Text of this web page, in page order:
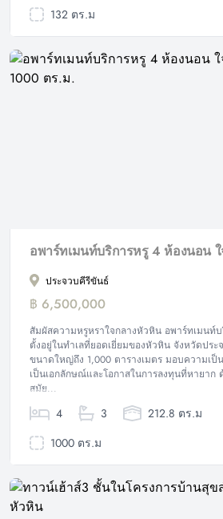
132 ตร.ม
ประจวบคีรีขันธ์
฿ 6,500,000
สัมผัสความหรูหราใจกลางหัวหิน อพาร์ทเมนท์
ตั้งอยู่ในทำเลที่ยอดเยี่ยมของหัวหิน จังหวัดปร
ขนาดใหญ่ถึง 1,000 ตารางเมตร มอบความเป็
เป็นเอกลักษณ์และโอกาสในการลงทุนที่หายา
สมัย...
4 3
212.8 ตร.ม
1000 ตร.ม